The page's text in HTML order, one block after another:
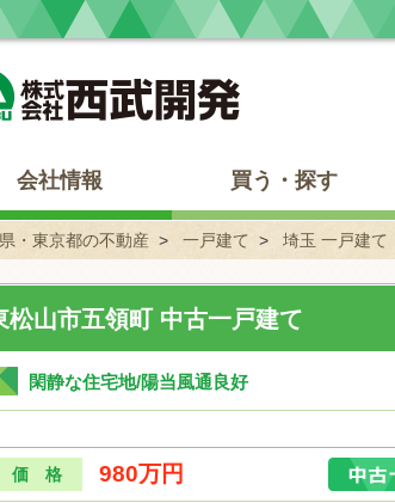
会社情報 買う・探す
・東京都の不動産 一戸建て 埼玉 一戸建て
松山市五領町 中古一戸建て
閑静な住宅地/陽当風通良好
価 格 980万円